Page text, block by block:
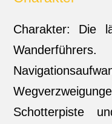
Charakter: Die
Schotterpiste